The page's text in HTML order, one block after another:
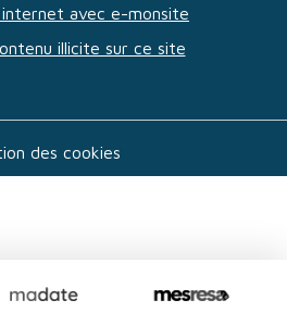
avec e-monsite
illicite sur ce site
des cookies